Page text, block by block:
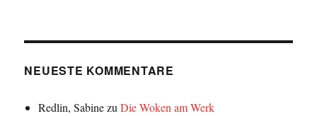
NEUESTE KOMMENTARE
Redlin, SabinezuDie Woken am Werk